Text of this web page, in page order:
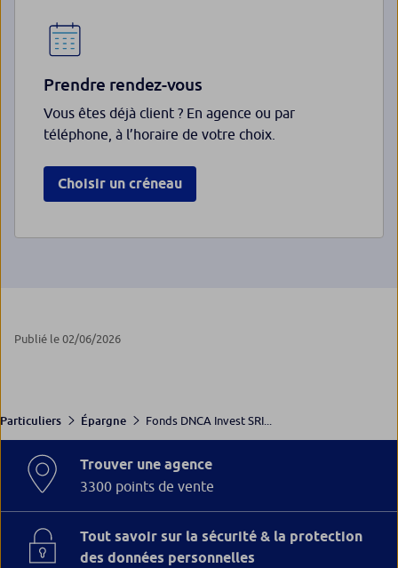
Prendre rendez-vous
Vous êtes déjà client ? En agence ou par
téléphone, à l’horaire de votre choix.
Choisir un créneau
Publié le 02/06/2026
Particuliers Épargne Fonds DNCA Invest SRI...
Trouver une agence
3300 points de vente
Tout savoir sur la sécurité & la protection
des données personnelles